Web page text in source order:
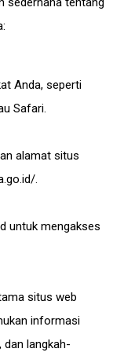
Anda, seperti
Safari.
alamat situs
.
untuk mengakses
situs web
informasi
dan langkah-